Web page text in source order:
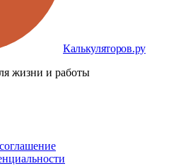
Калькуляторов.ру
жизни и работы